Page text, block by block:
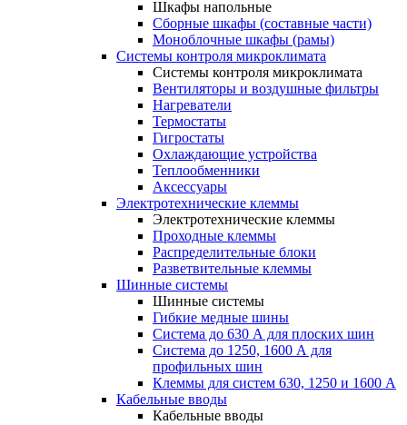
Шкафы напольные
Сборные шкафы (составные части)
Моноблочные шкафы (рамы)
Системы контроля микроклимата
Системы контроля микроклимата
Вентиляторы и воздушные фильтры
Нагреватели
Термостаты
Гигростаты
Охлаждающие устройства
Теплообменники
Аксессуары
Электротехнические клеммы
Электротехнические клеммы
Проходные клеммы
Распределительные блоки
Разветвительные клеммы
Шинные системы
Шинные системы
Гибкие медные шины
Система до 630 А для плоских шин
Система до 1250, 1600 А для
профильных шин
Клеммы для систем 630, 1250 и 1600 А
Кабельные вводы
Кабельные вводы